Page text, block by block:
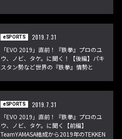
eSPORTS
2019.7.31
「EVO 2019」直前！『鉄拳』プロのユ
ウ、ノビ、タケ。に聞く！【後編】パキ
スタン勢など世界の『鉄拳』情勢と
eSPORTS
2019.7.31
「EVO 2019」直前！『鉄拳』プロのユ
ウ、ノビ、タケ。に聞く【前編】
TeamYAMASA結成から2019年のTEKKEN